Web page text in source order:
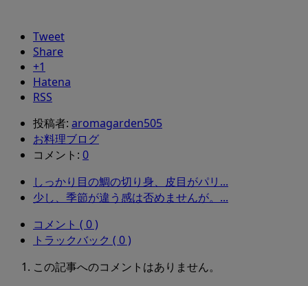
Tweet
Share
+1
Hatena
RSS
投稿者: aromagarden505
お料理ブログ
コメント: 0
しっかり目の鯛の切り身、皮目がパリ...
少し、季節が違う感は否めませんが。...
コメント ( 0 )
トラックバック ( 0 )
この記事へのコメントはありません。